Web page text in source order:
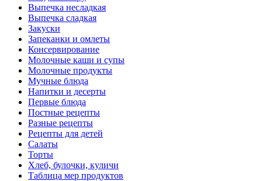
Выпечка несладкая
Выпечка сладкая
Закуски
Запеканки и омлеты
Консервирование
Молочные каши и супы
Молочные продукты
Мучные блюда
Напитки и десерты
Первые блюда
Постные рецепты
Разные рецепты
Рецепты для детей
Салаты
Торты
Хлеб, булочки, куличи
Таблица мер продуктов